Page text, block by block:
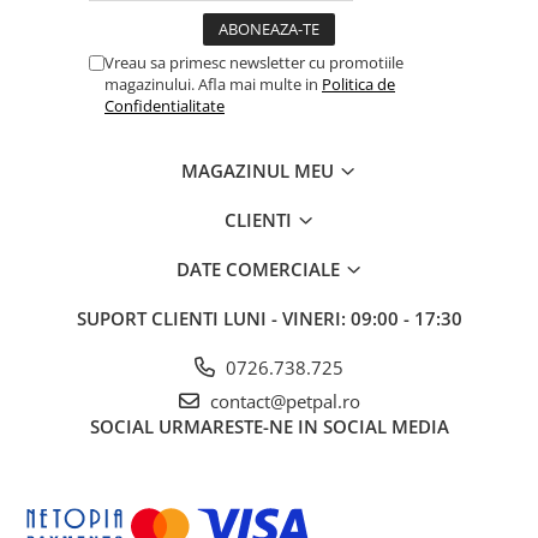
Vreau sa primesc newsletter cu promotiile
magazinului. Afla mai multe in Politica de
Confidentialitate
MAGAZINUL MEU
CLIENTI
DATE COMERCIALE
SUPORT CLIENTI LUNI - VINERI: 09:00 - 17:30
0726.738.725
contact@petpal.ro
SOCIAL URMARESTE-NE IN SOCIAL MEDIA